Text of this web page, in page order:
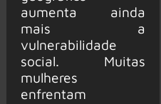
aumenta ainda
mais a
vulnerabilidade
social. Muitas
mulheres
enfrentam